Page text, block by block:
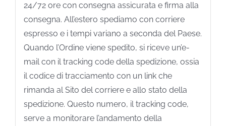
24/72 ore con consegna assicurata e firma alla
consegna. All’estero spediamo con corriere
espresso e i tempi variano a seconda del Paese.
Quando l’Ordine viene spedito, si riceve un’e-
mail con il tracking code della spedizione, ossia
il codice di tracciamento con un link che
rimanda al Sito del corriere e allo stato della
spedizione. Questo numero, il tracking code,
serve a monitorare l’andamento della